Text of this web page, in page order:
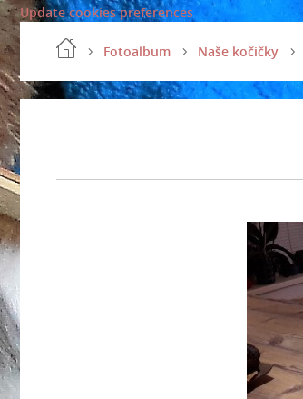
Update cookies preferences
Fotoalbum Naše kočičky